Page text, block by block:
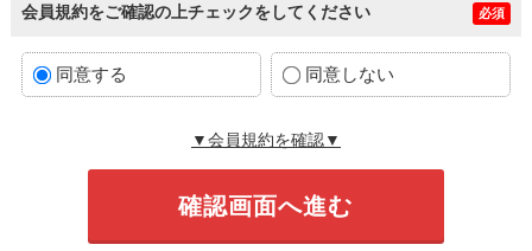
会員規約をご確認の上チェックをしてください 必須
同意する 同意しない
▼会員規約を確認▼